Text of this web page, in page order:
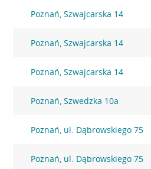
Poznań, Szwajcarska 14
Poznań, Szwajcarska 14
Poznań, Szwajcarska 14
Poznań, Szwedzka 10a
Poznań, ul. Dąbrowskiego 75
Poznań, ul. Dąbrowskiego 75